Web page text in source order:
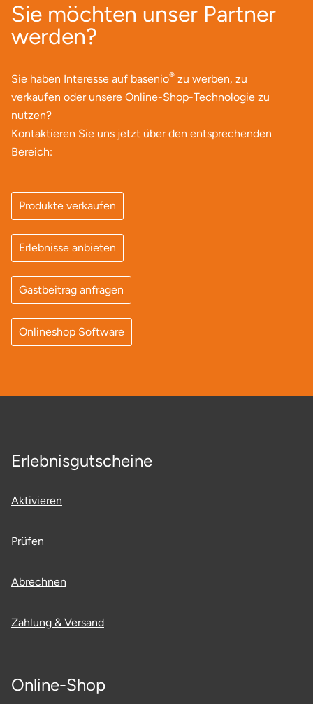
Sie möchten unser Partner
werden?
Sie haben Interesse auf basenio® zu werben, zu
verkaufen oder unsere Online-Shop-Technologie zu
nutzen?
Kontaktieren Sie uns jetzt über den entsprechenden
Bereich:
Produkte verkaufen
Erlebnisse anbieten
Gastbeitrag anfragen
Onlineshop Software
Erlebnisgutscheine
Aktivieren
Prüfen
Abrechnen
Zahlung & Versand
Online-Shop